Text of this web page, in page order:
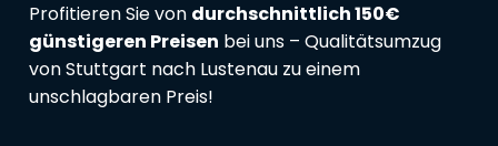
Profitieren Sie von durchschnittlich 150€
günstigeren Preisen bei uns – Qualitätsumzug
von Stuttgart nach Lustenau zu einem
unschlagbaren Preis!